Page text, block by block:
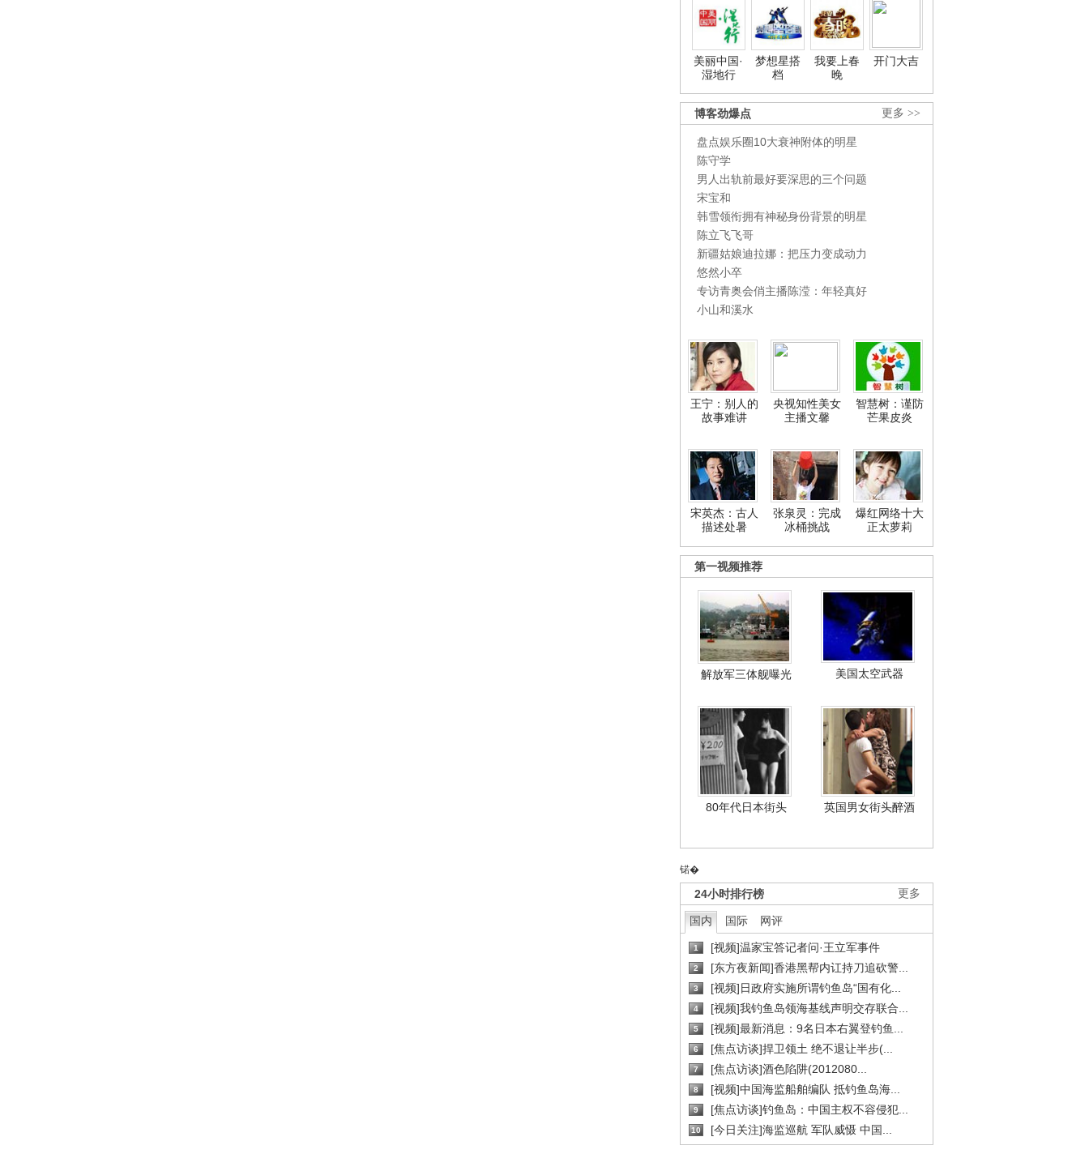
美丽中国·
湿地行
梦想星搭
档
我要上春
晚
开门大吉
更多 >>
博客劲爆点
盘点娱乐圈10大衰神附体的明星
陈守学
男人出轨前最好要深思的三个问题
宋宝和
韩雪领衔拥有神秘身份背景的明星
陈立飞飞哥
新疆姑娘迪拉娜：把压力变成动力
悠然小卒
专访青奥会俏主播陈滢：年轻真好
小山和溪水
王宁：别人的
故事难讲
央视知性美女
主播文馨
智慧树：谨防
芒果皮炎
宋英杰：古人
描述处暑
张泉灵：完成
冰桶挑战
爆红网络十大
正太萝莉
第一视频推荐
解放军三体舰曝光 美国太空武器
80年代日本街头 英国男女街头醉酒
锘�
更多
24小时排行榜
国内 国际 网评
1 [视频]温家宝答记者问·王立军事件
2 [东方夜新闻]香港黑帮内讧持刀追砍警...
3 [视频]日政府实施所谓钓鱼岛“国有化...
4 [视频]我钓鱼岛领海基线声明交存联合...
5 [视频]最新消息：9名日本右翼登钓鱼...
6 [焦点访谈]捍卫领土 绝不退让半步(...
7 [焦点访谈]酒色陷阱(2012080...
8 [视频]中国海监船舶编队 抵钓鱼岛海...
9 [焦点访谈]钓鱼岛：中国主权不容侵犯...
10 [今日关注]海监巡航 军队威慑 中国...